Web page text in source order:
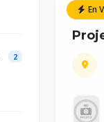
2
En